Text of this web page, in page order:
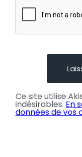
Ce site utilise
indésirables. En
données de vos